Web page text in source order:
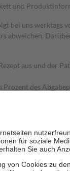
und
bei uns werktags
abweichen.
aus und der
des
zu stärken und
mit Ausnahme der
GKV getragen